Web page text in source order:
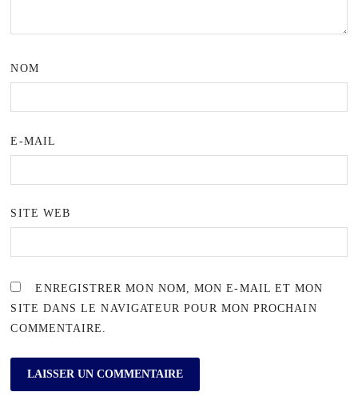
NOM
E-MAIL
SITE WEB
ENREGISTRER MON NOM, MON E-MAIL ET MON
SITE DANS LE NAVIGATEUR POUR MON PROCHAIN
COMMENTAIRE.